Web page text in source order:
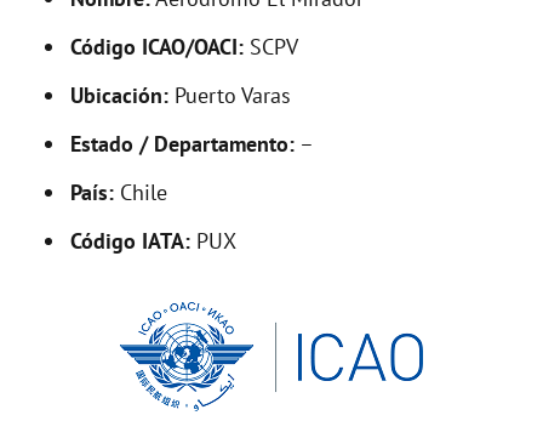
i
Código ICAO/OACI: SCPV
Ubicación: Puerto Varas
Estado / Departamento: –
País: Chile
Código IATA: PUX